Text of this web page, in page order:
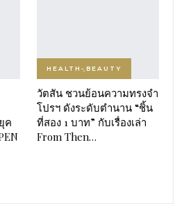
ค
HEALTH-ฺBEAUTY
วัตสัน ชวนย้อนความทรงจำ
โปรฯ ดังระดับตำนาน “ชิ้น
ที่สอง 1 บาท” กับเรื่องเล่า
From Then…